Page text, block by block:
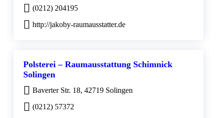
(0212) 204195
http://jakoby-raumausstatter.de
Polsterei – Raumausstattung Schimnick
Solingen
Baverter Str. 18, 42719 Solingen
(0212) 57372